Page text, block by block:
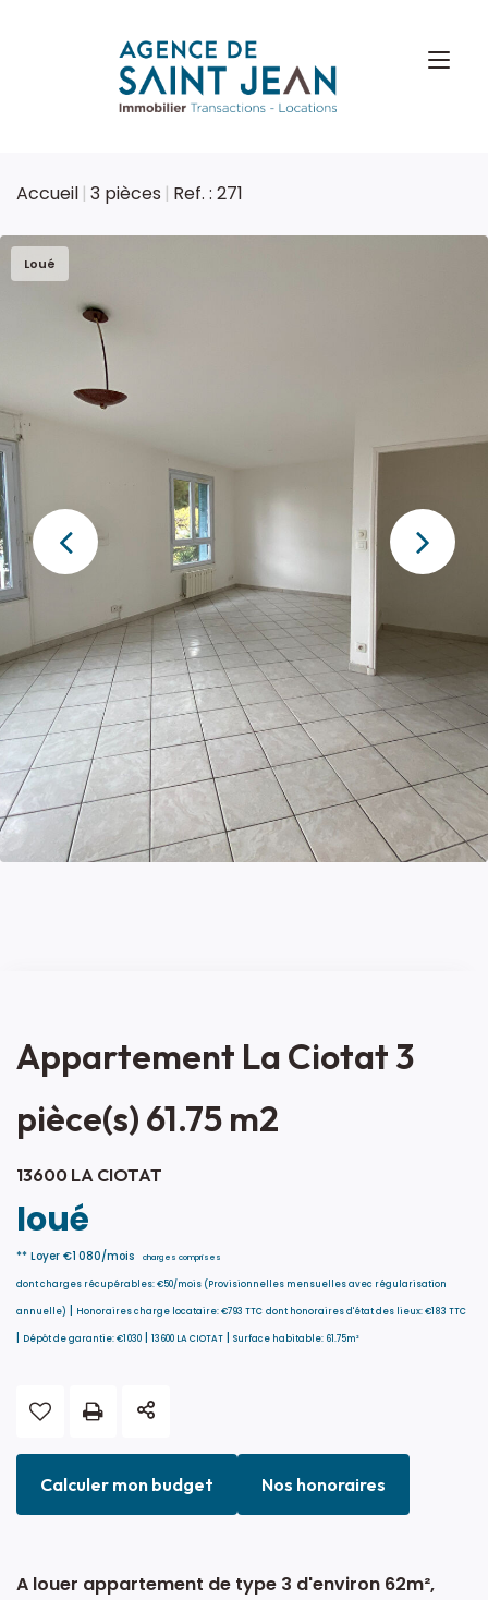
Accueil 3 pièces Ref. : 271
Loué
Appartement La Ciotat 3
pièce(s) 61.75 m2
13600 LA CIOTAT
loué
** Loyer €1 080/mois charges comprises
dont charges récupérables: €50/mois (Provisionnelles mensuelles avec régularisation
annuelle) | Honoraires charge locataire: €793 TTC dont honoraires d'état des lieux: €183 TTC
| Dépôt de garantie: €1 030 | 13600 LA CIOTAT | Surface habitable: 61.75m²
Calculer mon budget Nos honoraires
A louer appartement de type 3 d'environ 62m²,